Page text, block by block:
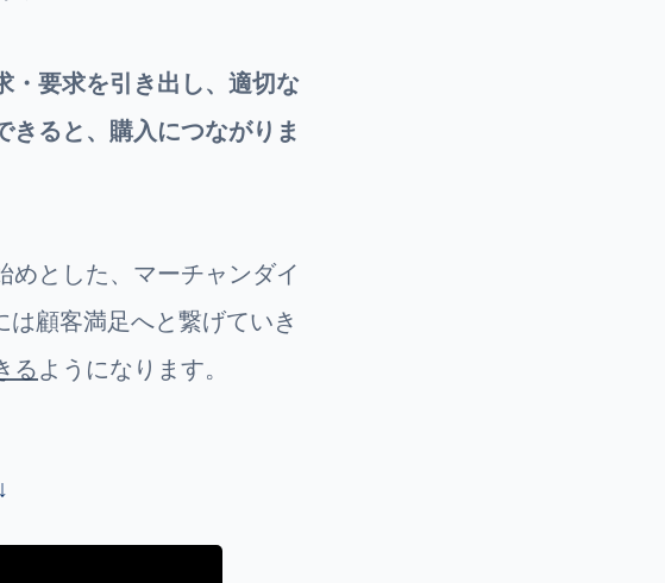
・要求を引き出し、適切な
きると、購入につながりま
めとした、マーチャンダイ
は顧客満足へと繋げていき
るようになります。